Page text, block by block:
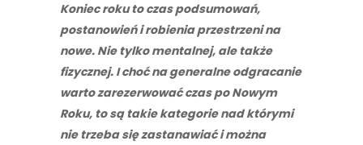
Koniec roku to czas podsumowań,
postanowień i robienia przestrzeni na
nowe. Nie tylko mentalnej, ale także
fizycznej. I choć na generalne odgracanie
warto zarezerwować czas po Nowym
Roku, to są takie kategorie nad którymi
nie trzeba się zastanawiać i można